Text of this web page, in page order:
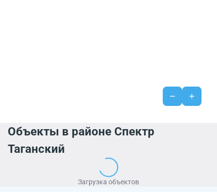
Объекты в районе Спектр
Таганский
Загрузка объектов